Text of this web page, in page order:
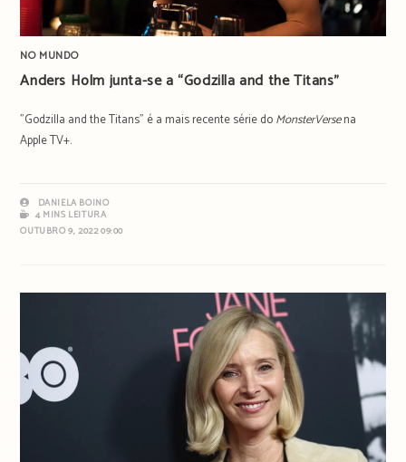
NO MUNDO
Anders Holm junta-se a “Godzilla and the Titans”
"Godzilla and the Titans" é a mais recente série doMonsterVersena
Apple TV+.
DANIELA BOINO
4 MINS LEITURA
OUTUBRO 9, 2022 09:00